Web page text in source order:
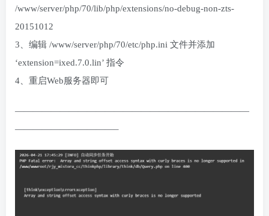
/www/server/php/70/lib/php/extensions/no-debug-non-zts-
20151012
3、编辑 /www/server/php/70/etc/php.ini 文件并添加
‘extension=ixed.7.0.lin’ 指令
4、重启Web服务器即可
——————————————————————————
———————————–